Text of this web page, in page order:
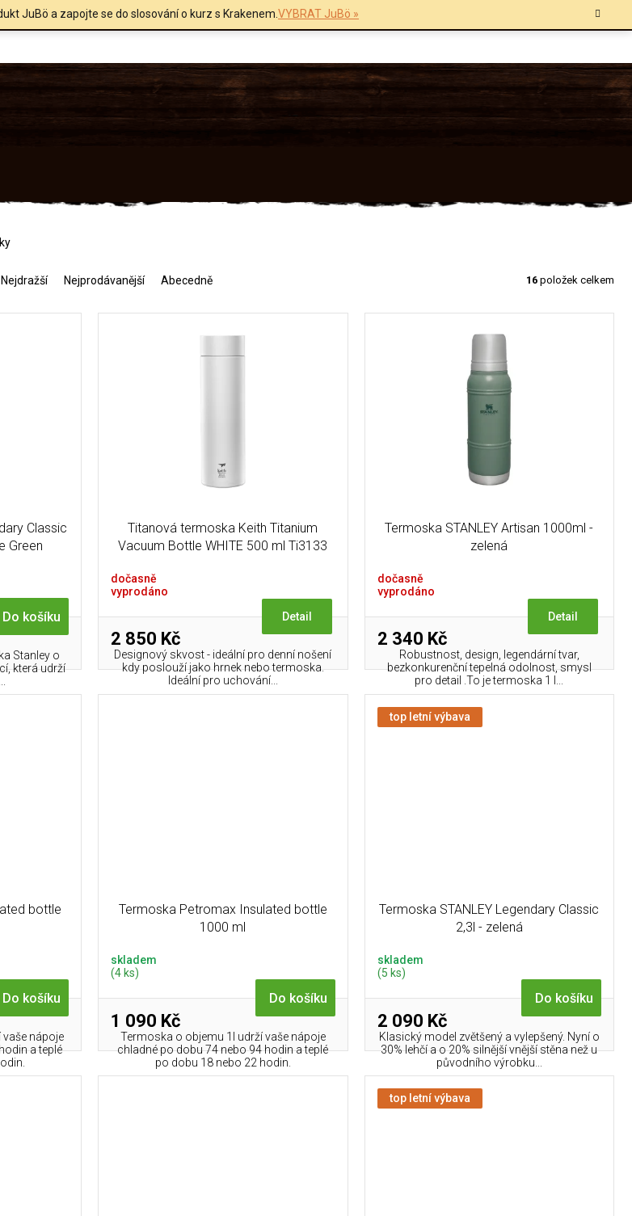
JuBö a zapojte se do slosování o kurz s Krakenem.VYBRAT JuBö »
Nejdražší Nejprodávanější Abecedně 16 položek celkem
Classic
Green
Do košíku
Stanley o
která udrží
Titanová termoska Keith Titanium
Vacuum Bottle WHITE 500 ml Ti3133
dočasně
vyprodáno
2 850 Kč
Detail
Designový skvost - ideální pro denní nošení
kdy poslouží jako hrnek nebo termoska.
Ideální pro uchování...
Termoska STANLEY Artisan 1000ml -
zelená
dočasně
vyprodáno
2 340 Kč
Detail
Robustnost, design, legendární tvar,
bezkonkurenční tepelná odolnost, smysl
pro detail .To je termoska 1 l...
bottle
Do košíku
nápoje
a teplé
Termoska Petromax Insulated bottle
1000 ml
skladem
(4 ks)
1 090 Kč
Do košíku
Termoska o objemu 1l udrží vaše nápoje
chladné po dobu 74 nebo 94 hodin a teplé
po dobu 18 nebo 22 hodin.
top letní výbava
Termoska STANLEY Legendary Classic
2,3l - zelená
skladem
(5 ks)
2 090 Kč
Do košíku
Klasický model zvětšený a vylepšený. Nyní o
30% lehčí a o 20% silnější vnější stěna než u
původního výrobku...
top letní výbava